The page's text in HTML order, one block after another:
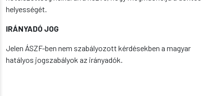
helyességét.
IRÁNYADÓ JOG
Jelen ÁSZF-ben nem szabályozott kérdésekben a magyar
hatályos jogszabályok az irányadók.